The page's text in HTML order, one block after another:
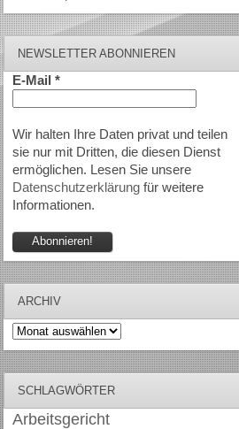
NEWSLETTER ABONNIEREN
E-Mail *
Wir halten Ihre Daten privat und teilen
sie nur mit Dritten, die diesen Dienst
ermöglichen. Lesen Sie unsere
Datenschutzerklärungfür weitere
Informationen.
ARCHIV
Archiv
SCHLAGWÖRTER
Arbeitsgericht